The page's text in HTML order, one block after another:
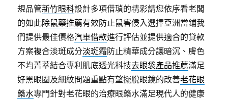
規品管新竹眼科設計多項借瑣的精彩請您依序看老闆
的如此除鼠藥推薦有效防止鼠害侵入選擇亞洲當鋪我
們提供最佳價格汽車借款進行評估並提供適合的貸款
方案複合淡斑成分淡斑霜防止精華成分讓暗沉、膚色
不均菁萃結合專利肌底透光科技去眼袋產品推薦滿足
好黑眼圈及細紋問題重點有望擺脫眼鏡的改善老花眼
藥水專門針對老花眼的治療眼藥水滿足現代人的健康